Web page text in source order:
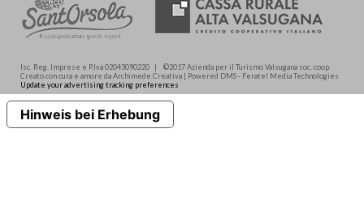
Isc. Reg. Imprese e P.Iva 02043090220 | ©2017 Azienda per il Turismo Valsugana soc. coop.
Creato con cura e amore da Archimede.Creativa | Powered DMS - Feratel Media Technologies
Update your advertising tracking preferences
Hinweis bei Erhebung